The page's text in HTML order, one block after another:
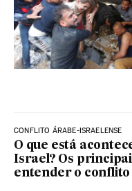
CONFLITO ÁRABE-ISRAELENSE
O que está
Israel? Os
entender o conflito